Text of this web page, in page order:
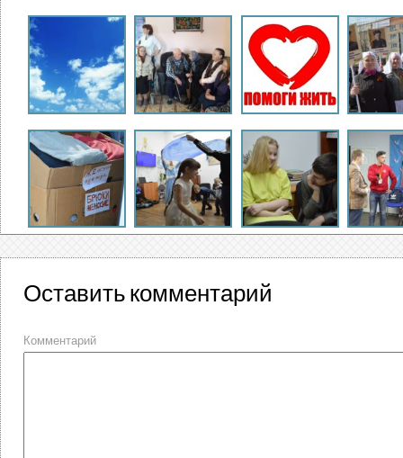
Оставить комментарий
Комментарий